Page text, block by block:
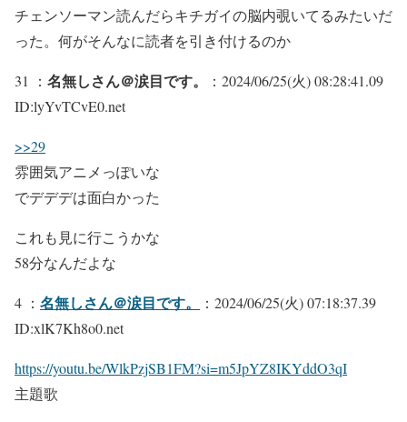
チェンソーマン読んだらキチガイの脳内覗いてるみたいだ
った。何がそんなに読者を引き付けるのか
31 ： 名無しさん＠涙目です。
：2024/06/25(火) 08:28:41.09
ID:lyYvTCvE0.net
>>29
雰囲気アニメっぽいな
でデデデは面白かった
これも見に行こうかな
58分なんだよな
4 ： 名無しさん＠涙目です。
：2024/06/25(火) 07:18:37.39
ID:xlK7Kh8o0.net
https://youtu.be/WlkPzjSB1FM?si=m5JpYZ8IKYddO3qI
主題歌